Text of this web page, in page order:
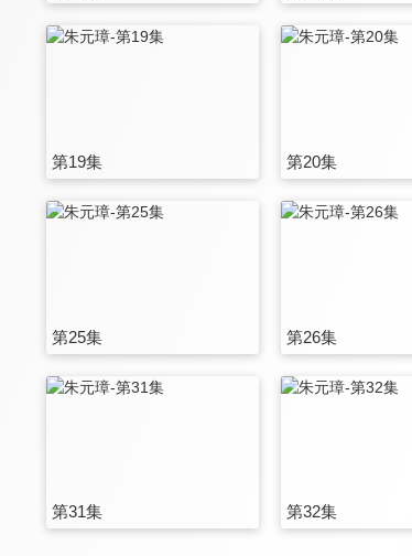
第19集 第20集
第25集 第26集
第31集 第32集